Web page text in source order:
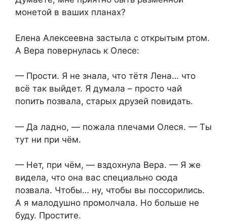
монетой в ваших планах?
Елена Алексеевна застыла с открытым ртом.
А Вера повернулась к Олесе:
— Прости. Я не знала, что тётя Лена… что
всё так выйдет. Я думала – просто чай
попить позвала, старых друзей повидать.
— Да ладно, — пожала плечами Олеся. — Ты
тут ни при чём.
— Нет, при чём, — вздохнула Вера. — Я же
видела, что она вас специально сюда
позвала. Чтобы… ну, чтобы вы поссорились.
А я малодушно промолчала. Но больше не
буду. Простите.